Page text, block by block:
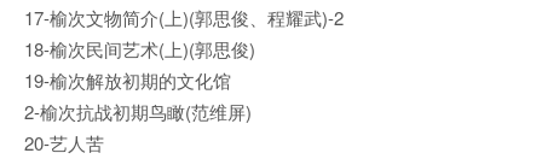
17-榆次文物简介(上)(郭思俊、程耀武)-2
18-榆次民间艺术(上)(郭思俊)
19-榆次解放初期的文化馆
2-榆次抗战初期鸟瞰(范维屏)
20-艺人苦